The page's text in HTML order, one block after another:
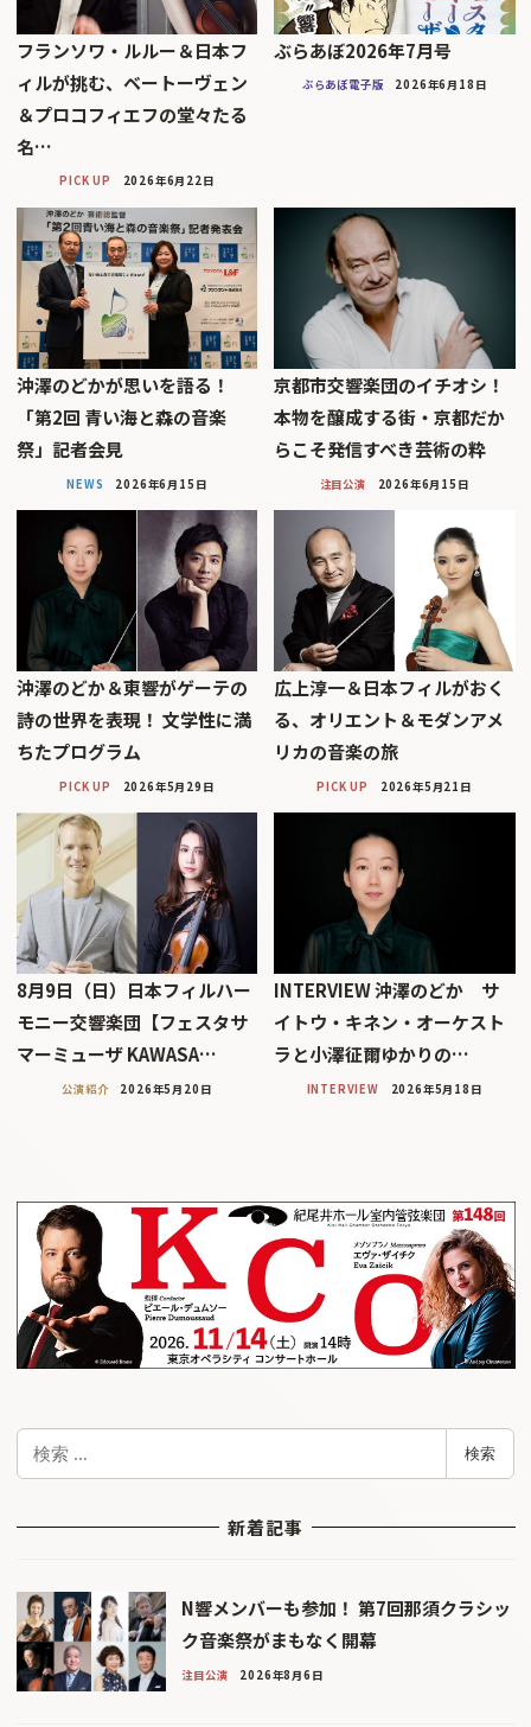
フランソワ・ルルー＆日本フ
ィルが挑む、ベートーヴェン
＆プロコフィエフの堂々たる
名…
PICK UP 2026年6月22日
ぶらあぼ2026年7月号
ぶらあぼ電子版 2026年6月18日
沖澤のどかが思いを語る！
「第2回 青い海と森の音楽
祭」記者会見
NEWS 2026年6月15日
京都市交響楽団のイチオシ！
本物を醸成する街・京都だか
らこそ発信すべき芸術の粋
注目公演 2026年6月15日
沖澤のどか＆東響がゲーテの
詩の世界を表現！ 文学性に満
ちたプログラム
PICK UP 2026年5月29日
広上淳一＆日本フィルがおく
る、オリエント＆モダンアメ
リカの音楽の旅
PICK UP 2026年5月21日
8月9日（日）日本フィルハー
モニー交響楽団【フェスタサ
マーミューザ KAWASA…
公演紹介 2026年5月20日
INTERVIEW 沖澤のどか サ
イトウ・キネン・オーケスト
ラと小澤征爾ゆかりの…
INTERVIEW 2026年5月18日
検
検索
新着記事
N響メンバーも参加！ 第7回那須クラシッ
ク音楽祭がまもなく開幕
注目公演 2026年8月6日